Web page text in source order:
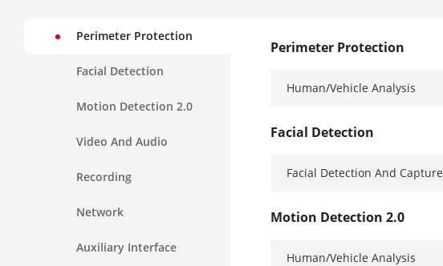
Perimeter Protection
Facial Detection
Motion Detection 2.0
Video And Audio
Recording
Network
Auxiliary Interface
Perimeter Protection
Human/Vehicle Analysis
Facial Detection
Facial Detection And Capture
Motion Detection 2.0
Human/Vehicle Analysis